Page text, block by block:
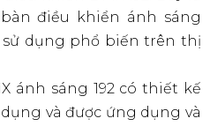
điều khiển ánh sáng
sử dụng phổ biến trên thị
ánh sáng 192 có thiết kế
và được ứng dụng và